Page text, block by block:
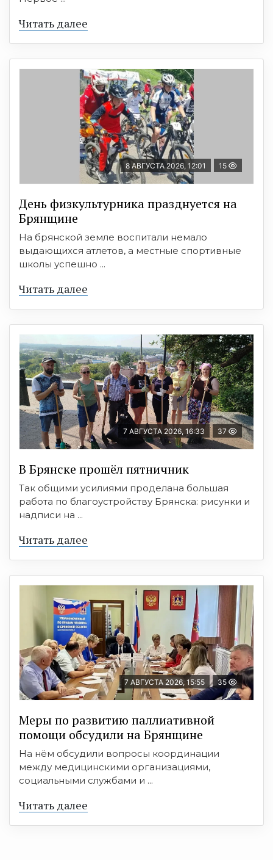
Читать далее
8 АВГУСТА 2026, 12:01 15
День физкультурника празднуется на
Брянщине
На брянской земле воспитали немало
выдающихся атлетов, а местные спортивные
школы успешно ...
Читать далее
7 АВГУСТА 2026, 16:33 37
В Брянске прошёл пятничник
Так общими усилиями проделана большая
работа по благоустройству Брянска: рисунки и
надписи на ...
Читать далее
7 АВГУСТА 2026, 15:55 35
Меры по развитию паллиативной
помощи обсудили на Брянщине
На нём обсудили вопросы координации
между медицинскими организациями,
социальными службами и ...
Читать далее